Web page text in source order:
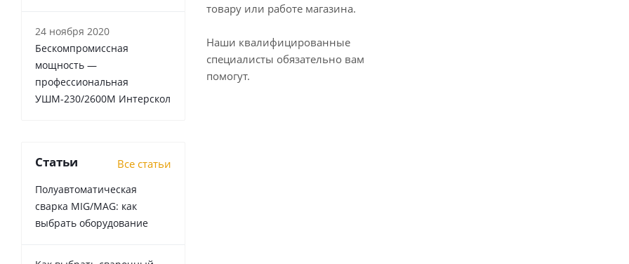
товару или работе магазина.
Наши квалифицированные
специалисты обязательно вам
помогут.
24 ноября 2020
Бескомпромиссная
мощность —
профессиональная
УШМ-230/2600М Интерскол
Статьи Все статьи
Полуавтоматическая
сварка MIG/MAG: как
выбрать оборудование